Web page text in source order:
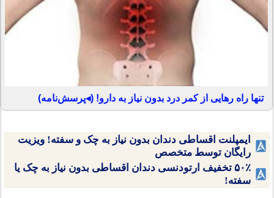
تنها راه رهایی از کمر درد بدون نیاز به دارو! (◂پرسش‌نامه)
ایمپلنت اقساطی دندان بدون نیاز به چک و سفته! ویزیت
رایگان توسط متخصص
۵۰٪ تخفیف ارتودنسی دندان اقساطی بدون نیاز به چک یا
سفته!